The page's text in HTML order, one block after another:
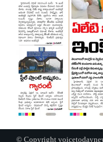
© Copyright